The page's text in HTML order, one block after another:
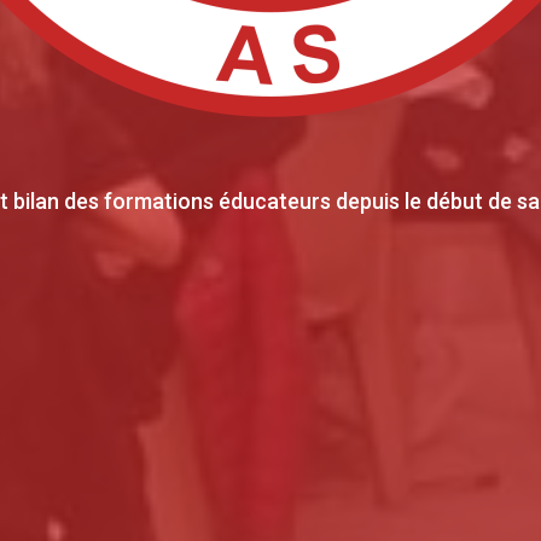
bilan des formations éducateurs depuis le début de